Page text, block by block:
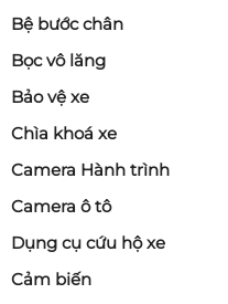
Bệ bước chân
Bọc vô lăng
Bảo vệ xe
Chìa khoá xe
Camera Hành trình
Camera ô tô
Dụng cụ cứu hộ xe
Cảm biến